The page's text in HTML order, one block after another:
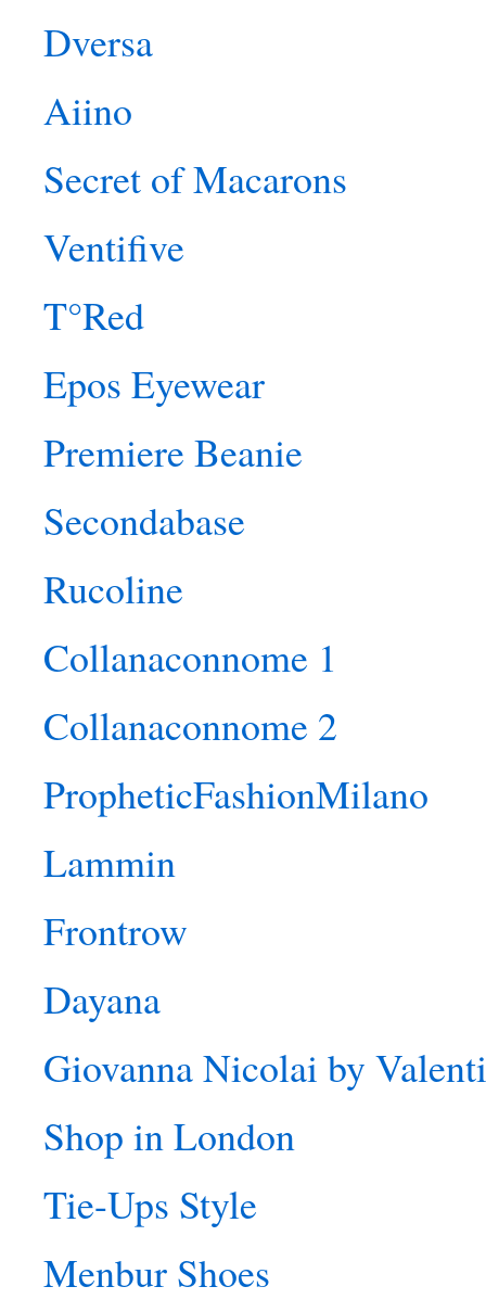
Dversa
Aiino
Secret of Macarons
Ventifive
T°Red
Epos Eyewear
Premiere Beanie
Secondabase
Rucoline
Collanaconnome 1
Collanaconnome 2
PropheticFashionMilano
Lammin
Frontrow
Dayana
Giovanna Nicolai by
Shop in London
Tie-Ups Style
Menbur Shoes